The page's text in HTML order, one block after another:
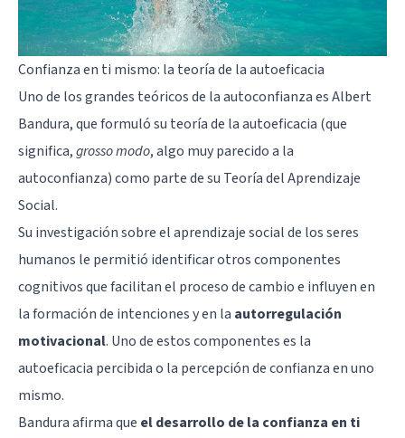
Confianza en ti mismo: la teoría de la autoeficacia
Uno de los grandes teóricos de la autoconfianza esAlbert
Bandura, que formuló su teoría de la autoeficacia (que
significa,grosso modo, algo muy parecido a la
autoconfianza) como parte de su Teoría del Aprendizaje
Social.
Su investigación sobre el aprendizaje social de los seres
humanos le permitió identificar otros componentes
cognitivos que facilitan el proceso de cambio e influyen en
la formación de intenciones y en la autorregulación
motivacional. Uno de estos componentes es la
autoeficacia percibida o la percepción de confianza en uno
mismo.
Bandura afirma que el desarrollo de la confianza en ti